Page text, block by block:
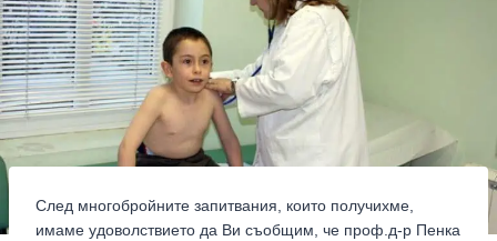
След многобройните запитвания, които получихме,
имаме удоволствието да Ви съобщим, че проф.д-р Пенка